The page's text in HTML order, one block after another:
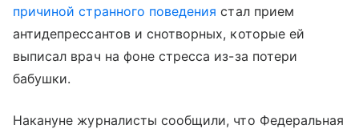
причиной странного поведения стал прием
антидепрессантов и снотворных, которые ей
выписал врач на фоне стресса из-за потери
бабушки.
Накануне журналисты сообщили, что Федеральная